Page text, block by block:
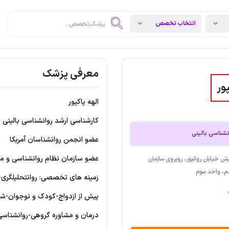
بالینی
خیابان روانپور، روبروی سازمان
واحد سوم
معرفی پزشک
الهه پاکپور
کارشناسی ارشد روانشناسی بالینی
عضو انجمن روانشناسان آمریکا
عضو سازمان نظام روانشناسی و
زمینه های تخصصی:
پیش از ازدواج-کودک و
درمان و مشاوره گروهی-